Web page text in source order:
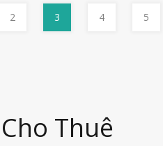
2 3 4 5
Cho Thuê